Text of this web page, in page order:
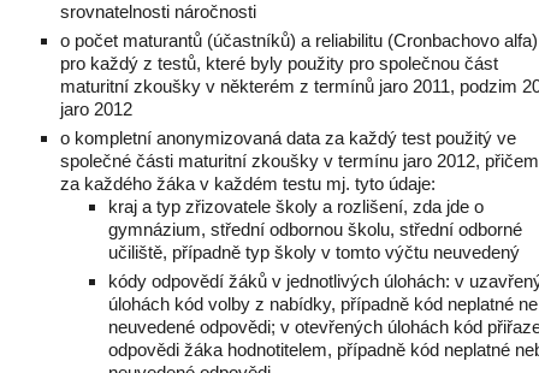
srovnatelnosti náročnosti
o počet maturantů (účastníků) a reliabilitu (Cronbachovo alfa)
pro každý z testů, které byly použity pro společnou část
maturitní zkoušky v některém z termínů jaro 2011, podzim
jaro 2012
o kompletní anonymizovaná data za každý test použitý ve
společné části maturitní zkoušky v termínu jaro 2012,
za každého žáka v každém testu mj. tyto údaje:
kraj a typ zřizovatele školy a rozlišení, zda jde o
gymnázium, střední odbornou školu, střední odborné
učiliště, případně typ školy v tomto výčtu neuvedený
kódy odpovědí žáků v jednotlivých úlohách: v
úlohách kód volby z nabídky, případně kód neplatné
neuvedené odpovědi; v otevřených úlohách kód
odpovědi žáka hodnotitelem, případně kód neplatné